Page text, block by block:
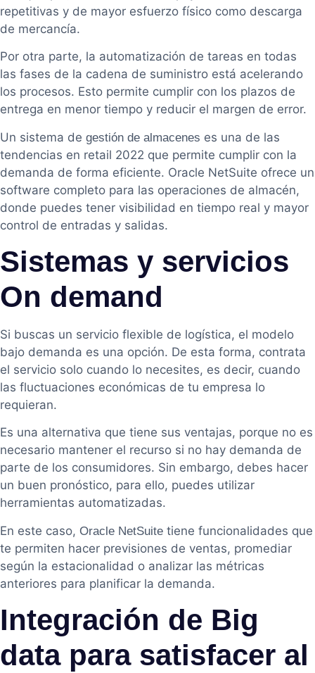
repetitivas y de mayor esfuerzo físico como descarga
de mercancía.
Por otra parte, la automatización de tareas en todas
las fases de la cadena de suministro está acelerando
los procesos. Esto permite cumplir con los plazos de
entrega en menor tiempo y reducir el margen de error.
Un sistema de gestión de almacenes es una de las
tendencias en retail 2022 que permite cumplir con la
demanda de forma eficiente. Oracle NetSuite ofrece un
software completo para las operaciones de almacén,
donde puedes tener visibilidad en tiempo real y mayor
control de entradas y salidas.
Sistemas y servicios
On demand
Si buscas un servicio flexible de logística, el modelo
bajo demanda es una opción. De esta forma, contrata
el servicio solo cuando lo necesites, es decir, cuando
las fluctuaciones económicas de tu empresa lo
requieran.
Es una alternativa que tiene sus ventajas, porque no es
necesario mantener el recurso si no hay demanda de
parte de los consumidores. Sin embargo, debes hacer
un buen pronóstico, para ello, puedes utilizar
herramientas automatizadas.
En este caso, Oracle NetSuite tiene funcionalidades que
te permiten hacer previsiones de ventas, promediar
según la estacionalidad o analizar las métricas
anteriores para planificar la demanda.
Integración de Big
data para satisfacer al